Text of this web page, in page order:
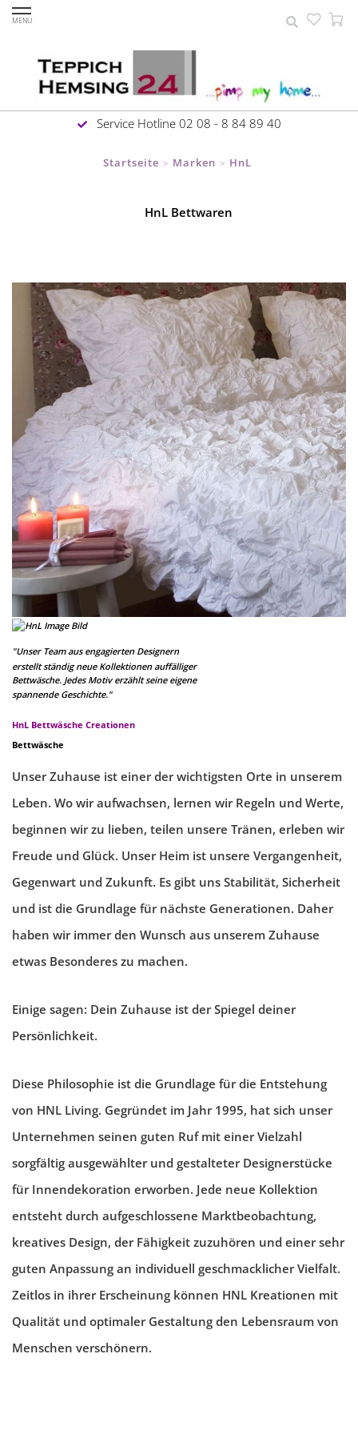
MENU
Service Hotline 02 08 - 8 84 89 40
Startseite > Marken > HnL
HnL Bettwaren
"Unser Team aus engagierten Designern
erstellt ständig neue Kollektionen auffälliger
Bettwäsche. Jedes Motiv erzählt seine eigene
spannende Geschichte."
HnL Bettwäsche Creationen
Bettwäsche
Unser Zuhause ist einer der wichtigsten Orte in unserem
Leben. Wo wir aufwachsen, lernen wir Regeln und Werte,
beginnen wir zu lieben, teilen unsere Tränen, erleben wir
Freude und Glück. Unser Heim ist unsere Vergangenheit,
Gegenwart und Zukunft. Es gibt uns Stabilität, Sicherheit
und ist die Grundlage für nächste Generationen. Daher
haben wir immer den Wunsch aus unserem Zuhause
etwas Besonderes zu machen.
Einige sagen: Dein Zuhause ist der Spiegel deiner
Persönlichkeit.
Diese Philosophie ist die Grundlage für die Entstehung
von HNL Living. Gegründet im Jahr 1995, hat sich unser
Unternehmen seinen guten Ruf mit einer Vielzahl
sorgfältig ausgewählter und gestalteter Designerstücke
für Innendekoration erworben. Jede neue Kollektion
entsteht durch aufgeschlossene Marktbeobachtung,
kreatives Design, der Fähigkeit zuzuhören und einer sehr
guten Anpassung an individuell geschmacklicher Vielfalt.
Zeitlos in ihrer Erscheinung können HNL Kreationen mit
Qualität und optimaler Gestaltung den Lebensraum von
Menschen verschönern.